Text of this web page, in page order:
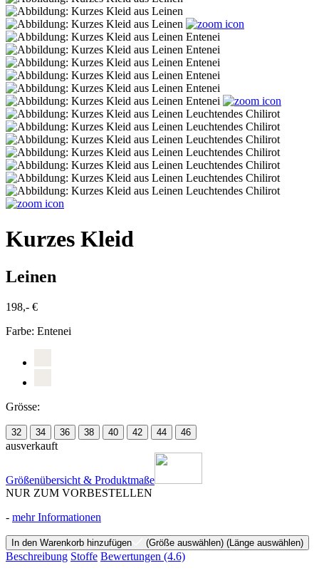
Kurzes Kleid
Leinen
198,- €
Farbe: Entenei
Grösse:
32 34 36 38 40 42 44 46
ausverkauft
Größenübersicht & Produktmaße
NUR ZUM VORBESTELLEN
- mehr Informationen
In den Warenkorb hinzufügen (Größe auswählen) (Länge auswählen)
Beschreibung Stoffe Bewertungen (4.6)